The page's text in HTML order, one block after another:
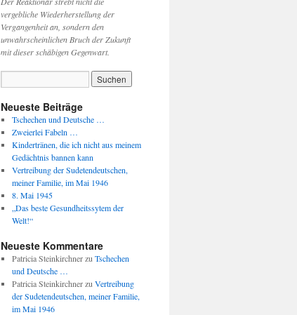
vergebliche Wiederherstellung der
Vergangenheit an, sondern den
unwahrscheinlichen Bruch der Zukunft
mit dieser schäbigen Gegenwart.
Neueste Beiträge
Tschechen und Deutsche …
Zweierlei Fabeln …
Kindertränen, die ich nicht aus meinem
Gedächtnis bannen kann
Vertreibung der Sudetendeutschen,
meiner Familie, im Mai 1946
8. Mai 1945
„Das beste Gesundheitssytem der
Welt!“
Neueste Kommentare
Patricia Steinkirchnerzu Tschechen
und Deutsche …
Patricia Steinkirchnerzu Vertreibung
der Sudetendeutschen, meiner Familie,
im Mai 1946